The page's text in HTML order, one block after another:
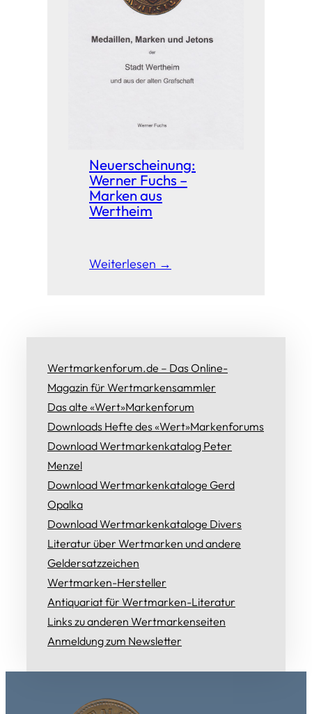
Neuerscheinung:
Werner Fuchs –
Marken aus
Wertheim
Weiterlesen →
Wertmarkenforum.de – Das Online-
Magazin für Wertmarkensammler
Das alte «Wert»Markenforum
Downloads Hefte des «Wert»Markenforums
Download Wertmarkenkatalog Peter
Menzel
Download Wertmarkenkataloge Gerd
Opalka
Download Wertmarkenkataloge Divers
Literatur über Wertmarken und andere
Geldersatzzeichen
Wertmarken-Hersteller
Antiquariat für Wertmarken-Literatur
Links zu anderen Wertmarkenseiten
Anmeldung zum Newsletter